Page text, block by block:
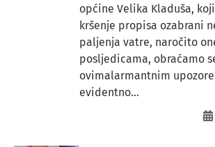
općine Velika Kladuša,
kršenje propisa ozabrani
paljenja vatre, naročito
posljedicama, obraćamo
ovimalarmantnim
evidentno...